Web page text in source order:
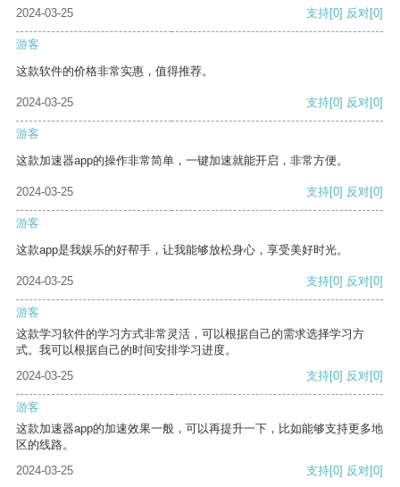
2024-03-25
支持[0] 反对[0]
游客
这款软件的价格非常实惠，值得推荐。
2024-03-25 支持[0] 反对[0]
游客
这款加速器app的操作非常简单，一键加速就能开启，非常方便。
2024-03-25 支持[0] 反对[0]
游客
这款app是我娱乐的好帮手，让我能够放松身心，享受美好时光。
2024-03-25 支持[0] 反对[0]
游客
这款学习软件的学习方式非常灵活，可以根据自己的需求选择学习方
式。我可以根据自己的时间安排学习进度。
2024-03-25
支持[0] 反对[0]
游客
这款加速器app的加速效果一般，可以再提升一下，比如能够支持更多地
区的线路。
2024-03-25
支持[0] 反对[0]